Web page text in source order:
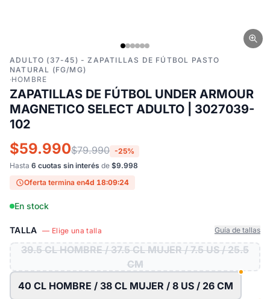
ADULTO (37-45) - ZAPATILLAS DE FÚTBOL PASTO
NATURAL (FG/MG)
·HOMBRE
ZAPATILLAS DE FÚTBOL UNDER ARMOUR
MAGNETICO SELECT ADULTO | 3027039-
102
$59.990$79.990 -25%
Hasta 6 cuotas sin interés de $9.998
Oferta termina en4d 18:09:23
En stock
TALLA — Elige una talla Guía de tallas
39.5 CL HOMBRE / 37.5 CL MUJER / 7.5 US / 25.5
CM
40 CL HOMBRE / 38 CL MUJER / 8 US / 26 CM